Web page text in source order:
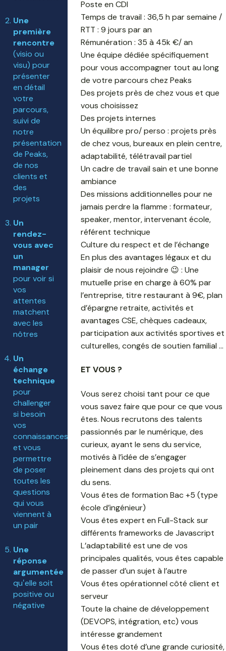
Une
première
rencontre
(visio ou
visu) pour
présenter
en détail
votre
parcours,
suivi de
notre
présentation
de Peaks,
de nos
clients et
des
projets
Un
rendez-
vous avec
un
manager
pour voir si
vos
attentes
matchent
avec les
nôtres
Un
échange
technique
pour
challenger
si besoin
vos
connaissances
et vous
permettre
de poser
toutes les
questions
qui vous
viennent à
un pair
Une
réponse
argumentée
qu‛elle soit
positive ou
négative
Poste en CDI
Temps de travail : 36,5 h par semaine /
RTT : 9 jours par an
Rémunération : 35 à 45k €/ an
Une équipe dédiée spécifiquement
pour vous accompagner tout au long
de votre parcours chez Peaks
Des projets près de chez vous et que
vous choisissez
Des projets internes
Un équilibre pro/ perso : projets près
de chez vous, bureaux en plein centre,
adaptabilité, télétravail partiel
Un cadre de travail sain et une bonne
ambiance
Des missions additionnelles pour ne
jamais perdre la flamme : formateur,
speaker, mentor, intervenant école,
référent technique
Culture du respect et de l’échange
En plus des avantages légaux et du
plaisir de nous rejoindre 😉 : Une
mutuelle prise en charge à 60% par
l’entreprise, titre restaurant à 9€, plan
d’épargne retraite, activités et
avantages CSE, chèques cadeaux,
participation aux activités sportives et
culturelles, congés de soutien familial …
ET VOUS ?
Vous serez choisi tant pour ce que
vous savez faire que pour ce que vous
êtes. Nous recrutons des talents
passionnés par le numérique, des
curieux, ayant le sens du service,
motivés à l’idée de s’engager
pleinement dans des projets qui ont
du sens.
Vous êtes de formation Bac +5 (type
école d’ingénieur)
Vous êtes expert en Full-Stack sur
différents frameworks de Javascript
L’adaptabilité est une de vos
principales qualités, vous êtes capable
de passer d’un sujet à l’autre
Vous êtes opérationnel côté client et
serveur
Toute la chaine de développement
(DEVOPS, intégration, etc) vous
intéresse grandement
Vous êtes doté d’une grande curiosité,